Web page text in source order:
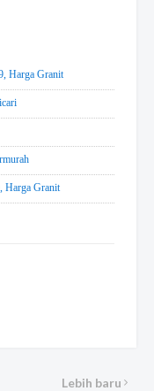
Harga Granit
Harga Granit
Lebih baru